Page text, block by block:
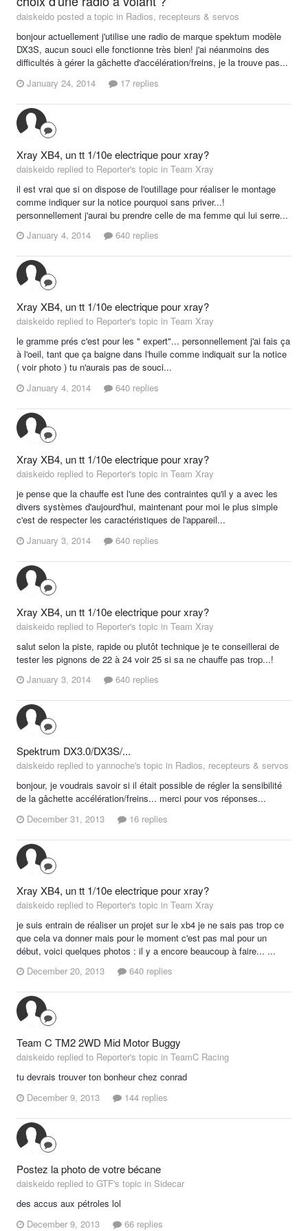
daiskeido posted a topic in Radios, recepteurs & servos
bonjour actuellement j'utilise une radio de marque spektum modèle
DX3S, aucun souci elle fonctionne très bien! j'ai néanmoins des
difficultés à gérer la gâchette d'accélération/freins, je la trouve pas...
January 24, 2014
17 replies
Xray XB4, un tt 1/10e electrique pour xray?
daiskeido replied to Reporter's topic in Team Xray
il est vrai que si on dispose de l'outillage pour réaliser le montage
comme indiquer sur la notice pourquoi sans priver...!
personnellement j'aurai bu prendre celle de ma femme qui lui serre...
January 4, 2014
640 replies
Xray XB4, un tt 1/10e electrique pour xray?
daiskeido replied to Reporter's topic in Team Xray
le gramme prés c'est pour les " expert"... personnellement j'ai fais ça
à l'oeil, tant que ça baigne dans l'huile comme indiquait sur la notice
( voir photo ) tu n'aurais pas de souci...
January 4, 2014
640 replies
Xray XB4, un tt 1/10e electrique pour xray?
daiskeido replied to Reporter's topic in Team Xray
je pense que la chauffe est l'une des contraintes qu'il y a avec les
divers systèmes d'aujourd'hui, maintenant pour moi le plus simple
c'est de respecter les caractéristiques de l'appareil...
January 3, 2014
640 replies
Xray XB4, un tt 1/10e electrique pour xray?
daiskeido replied to Reporter's topic in Team Xray
salut selon la piste, rapide ou plutôt technique je te conseillerai de
tester les pignons de 22 à 24 voir 25 si sa ne chauffe pas trop...!
January 3, 2014
640 replies
Spektrum DX3.0/DX3S/...
daiskeido replied to yannoche's topic in Radios, recepteurs & servos
bonjour, je voudrais savoir si il était possible de régler la sensibilité
de la gâchette accélération/freins... merci pour vos réponses...
December 31, 2013
16 replies
Xray XB4, un tt 1/10e electrique pour xray?
daiskeido replied to Reporter's topic in Team Xray
je suis entrain de réaliser un projet sur le xb4 je ne sais pas trop ce
que cela va donner mais pour le moment c'est pas mal pour un
début, voici quelques photos : il y a encore beaucoup à faire... ...
December 20, 2013
640 replies
Team C TM2 2WD Mid Motor Buggy
daiskeido replied to Reporter's topic in TeamC Racing
tu devrais trouver ton bonheur chez conrad
December 9, 2013
144 replies
Postez la photo de votre bécane
daiskeido replied to GTF's topic in Sidecar
des accus aux pétroles lol
December 9, 2013
66 replies